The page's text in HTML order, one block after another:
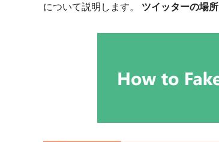
について説明します。 ツイッターの場所